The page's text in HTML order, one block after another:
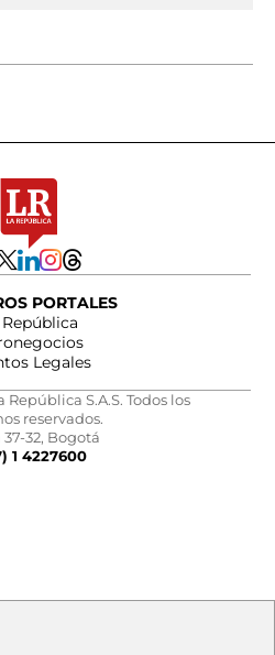
PORTALES
República
Legales
S.A.S. Todos los
reservados.
37-32, Bogotá
1 4227600